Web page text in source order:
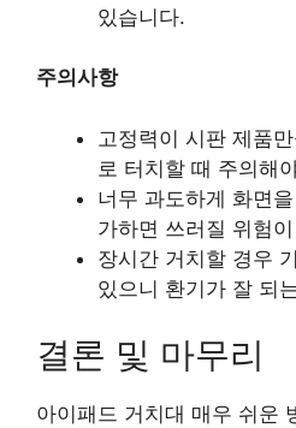
있습니다.
주의사항
고정력이 시판 제품
로 터치할 때 주의해
너무 과도하게 화면
가하면 쓰러질 위험
장시간 거치할 경우
있으니 환기가 잘 되
결론 및 마무리
아이패드 거치대 매우 쉬운